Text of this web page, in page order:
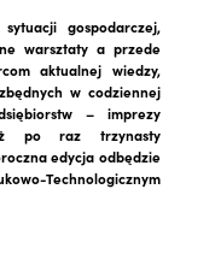
gospodarczej,
warsztaty a przede
aktualnej wiedzy,
w codziennej
– imprezy
po raz trzynasty
edycja odbędzie
Technologicznym